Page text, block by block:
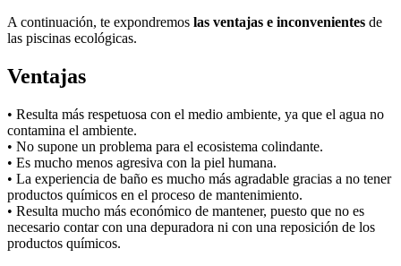
A continuación, te expondremos las ventajas e inconvenientes de
las piscinas ecológicas.
Ventajas
• Resulta más respetuosa con el medio ambiente, ya que el agua no
contamina el ambiente.
• No supone un problema para el ecosistema colindante.
• Es mucho menos agresiva con la piel humana.
• La experiencia de baño es mucho más agradable gracias a no tener
productos químicos en el proceso de mantenimiento.
• Resulta mucho más económico de mantener, puesto que no es
necesario contar con una depuradora ni con una reposición de los
productos químicos.